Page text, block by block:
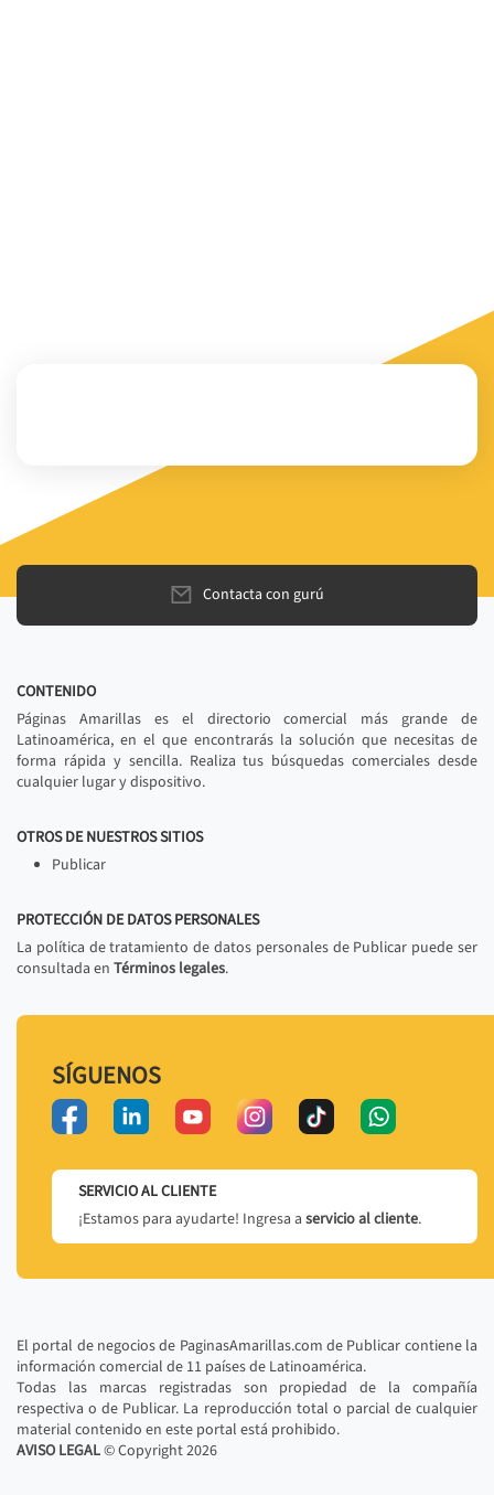
Contacta con gurú
CONTENIDO
Páginas Amarillas es el directorio comercial más grande de
Latinoamérica, en el que encontrarás la solución que necesitas de
forma rápida y sencilla. Realiza tus búsquedas comerciales desde
cualquier lugar y dispositivo.
OTROS DE NUESTROS SITIOS
Publicar
PROTECCIÓN DE DATOS PERSONALES
La política de tratamiento de datos personales de Publicar puede ser
consultada en Términos legales.
SÍGUENOS
SERVICIO AL CLIENTE
¡Estamos para ayudarte! Ingresa a servicio al cliente.
El portal de negocios de PaginasAmarillas.com de Publicar contiene la
información comercial de 11 países de Latinoamérica.
Todas las marcas registradas son propiedad de la compañía
respectiva o de Publicar. La reproducción total o parcial de cualquier
material contenido en este portal está prohibido.
AVISO LEGAL© Copyright2026